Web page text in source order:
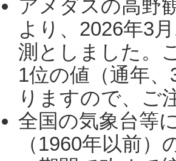
アメダスの高野
より、2026年3
測としました。
1位の値（通年
りますので、ご
全国の気象台等
（1960年以前